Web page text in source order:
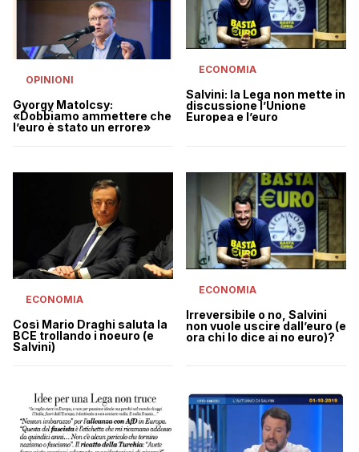
OPINIONI
Gyorgy Matolcsy:
«Dobbiamo ammettere che
l’euro è stato un errore»
ECONOMIA
Salvini: la Lega non mette in
discussione l’Unione
Europea e l’euro
ECONOMIA
Così Mario Draghi saluta la
BCE trollando i noeuro (e
Salvini)
ECONOMIA
Irreversibile o no, Salvini
non vuole uscire dall’euro (e
ora chi lo dice ai no euro)?